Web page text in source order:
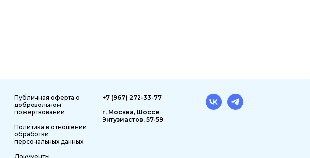
Публичная оферта о
добровольном
пожертвовании
Политика в отношении
обработки
персональных данных
Документы
+7 (967) 272-33-77
г. Москва, Шоссе
Энтузиастов, 57-59